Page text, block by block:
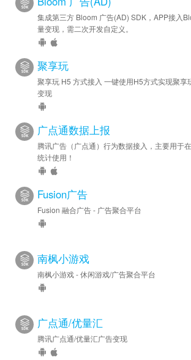
集成第三方 Bloom 广告(AD) SDK，APP接入
量变现，需二次开发自定义。
聚享玩
聚享玩 H5 方式接入 一键使用H5方式实现聚享
变现
广点通数据上报
腾讯广告（广点通）行为数据接入，主要用于
统计使用！
Fusion广告
Fusion 融合广告 - 广告聚合平台
南枫小游戏
南枫小游戏 - 休闲游戏/广告聚合平台
广点通/优量汇
腾讯广点通/优量汇广告变现